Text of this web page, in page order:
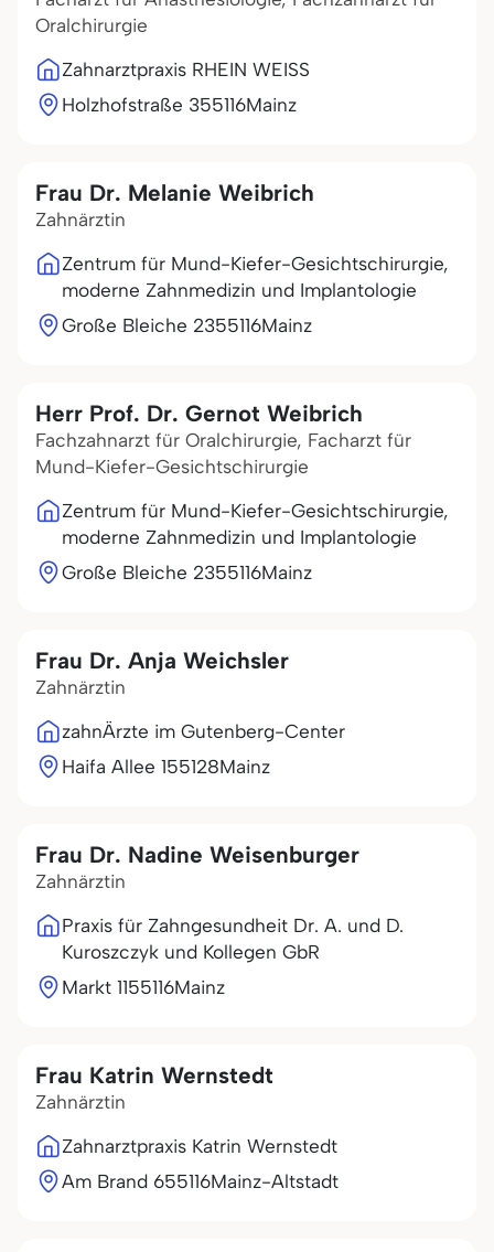
Oralchirurgie
Zahnarztpraxis RHEIN WEISS
Holzhofstraße 355116Mainz
Frau Dr. Melanie Weibrich
Zahnärztin
Zentrum für Mund-Kiefer-Gesichtschirurgie,
moderne Zahnmedizin und Implantologie
Große Bleiche 2355116Mainz
Herr Prof. Dr. Gernot Weibrich
Fachzahnarzt für Oralchirurgie, Facharzt für
Mund-Kiefer-Gesichtschirurgie
Zentrum für Mund-Kiefer-Gesichtschirurgie,
moderne Zahnmedizin und Implantologie
Große Bleiche 2355116Mainz
Frau Dr. Anja Weichsler
Zahnärztin
zahnÄrzte im Gutenberg-Center
Haifa Allee 155128Mainz
Frau Dr. Nadine Weisenburger
Zahnärztin
Praxis für Zahngesundheit Dr. A. und D.
Kuroszczyk und Kollegen GbR
Markt 1155116Mainz
Frau Katrin Wernstedt
Zahnärztin
Zahnarztpraxis Katrin Wernstedt
Am Brand 655116Mainz-Altstadt